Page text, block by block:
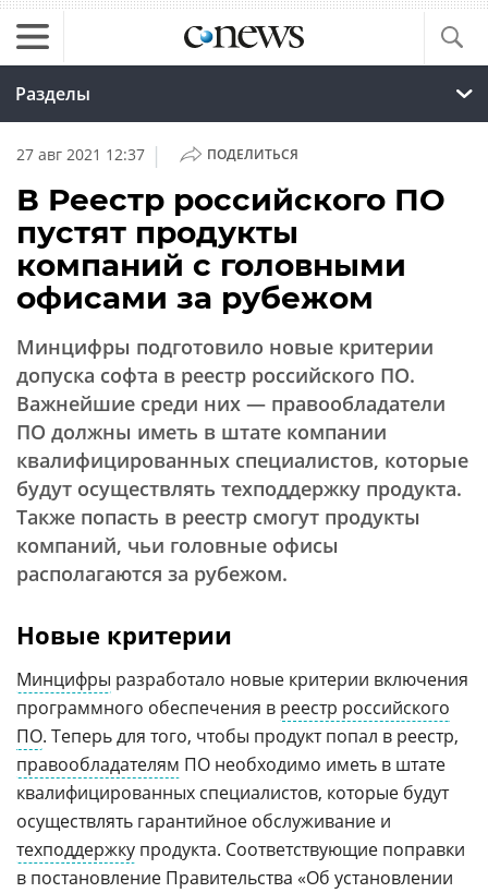
Разделы
27 авг 2021 12:37 | ПОДЕЛИТЬСЯ
В Реестр российского ПО
пустят продукты
компаний с головными
офисами за рубежом
Минцифры подготовило новые критерии
допуска софта в реестр российского ПО.
Важнейшие среди них — правообладатели
ПО должны иметь в штате компании
квалифицированных специалистов, которые
будут осуществлять техподдержку продукта.
Также попасть в реестр смогут продукты
компаний, чьи головные офисы
располагаются за рубежом.
Новые критерии
Минцифры разработало новые критерии включения
программного обеспечения в реестр российского
ПО. Теперь для того, чтобы продукт попал в реестр,
правообладателям ПО необходимо иметь в штате
квалифицированных специалистов, которые будут
осуществлять гарантийное обслуживание и
техподдержку продукта. Соответствующие поправки
в постановление Правительства «Об установлении